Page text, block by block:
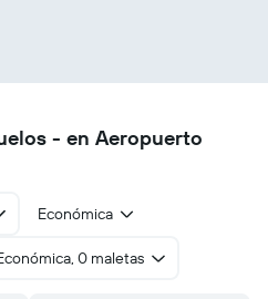
- en Aeropuerto
Económica
0 maletas